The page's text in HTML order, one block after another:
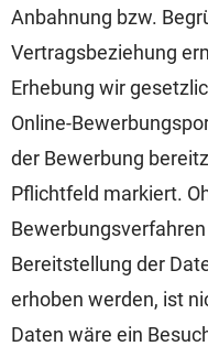
Anbahnung bzw.
Vertragsbeziehung
Erhebung wir
Online-
der Bewerbung
Pflichtfeld markiert.
Bereitstellung der
erhoben werden, ist
Daten wäre ein